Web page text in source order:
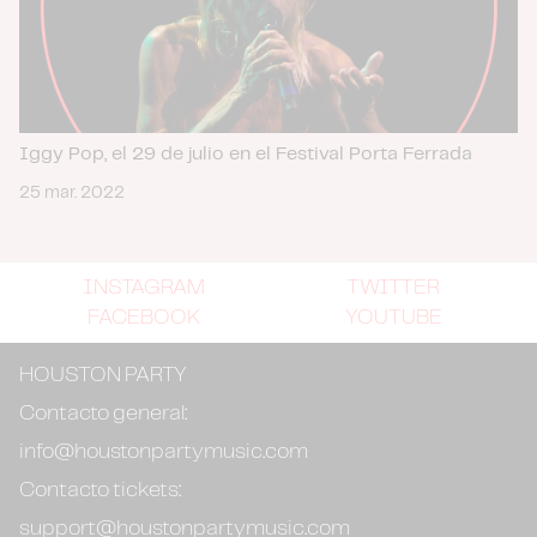
Iggy Pop, el 29 de julio en el Festival Porta Ferrada
25 mar. 2022
INSTAGRAM
TWITTER
FACEBOOK
YOUTUBE
HOUSTON PARTY
Contacto general:
info@houstonpartymusic.com
Contacto tickets:
support@houstonpartymusic.com